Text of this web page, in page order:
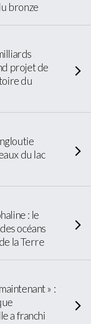
bronze
projet de
du
du lac
: le
océans
la Terre
» :
a franchi